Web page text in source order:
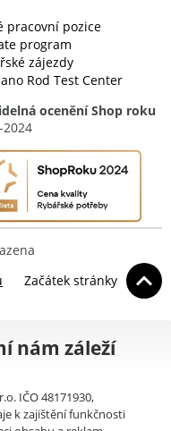
pracovní pozice
program
zájezdy
Rod Test Center
ocenění Shop roku
2024
Začátek stránky
nám záleží
IČO 48171930,
k zajištění funkčnosti